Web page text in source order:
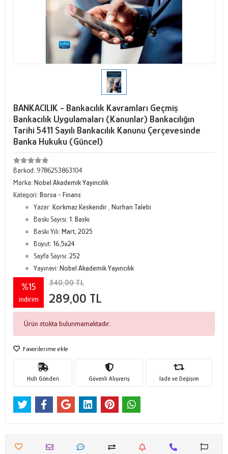
BANKACILIK - Bankacılık Kavramları Geçmiş
Bankacılık Uygulamaları (Kanunlar) Bankacılığın
Tarihi 5411 Sayılı Bankacılık Kanunu Çerçevesinde
Banka Hukuku (Güncel)
Barkod: 9786253863104
Marka: Nobel Akademik Yayıncılık
Kategori: Borsa - Finans
Yazar: Korkmaz Keskendir Nurhan Talebi
Baskı Sayısı: 1. Baskı
Baskı Yılı: Mart, 2025
Boyut: 16,5x24
Sayfa Sayısı: 252
Yayınevi: Nobel Akademik Yayıncılık
%15
indirim
340,00 TL
289,00 TL
Ürün stokta bulunmamaktadır.
Favorilerime ekle
Hızlı Gönderi Güvenli Alışveriş İade ve Değişim